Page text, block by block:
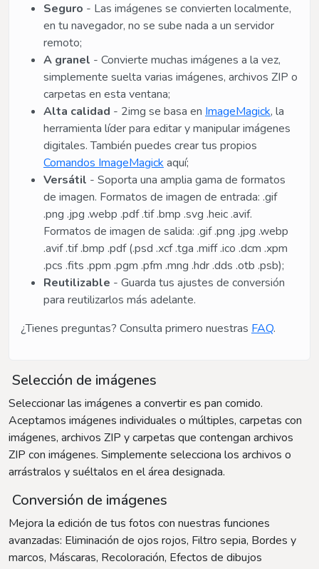
Seguro - Las imágenes se convierten localmente,
en tu navegador, no se sube nada a un servidor
remoto;
A granel - Convierte muchas imágenes a la vez,
simplemente suelta varias imágenes, archivos ZIP o
carpetas en esta ventana;
Alta calidad - 2img se basa en ImageMagick, la
herramienta líder para editar y manipular imágenes
digitales. También puedes crear tus propios
Comandos ImageMagick aquí;
Versátil - Soporta una amplia gama de formatos
de imagen. Formatos de imagen de entrada: .gif
.png .jpg .webp .pdf .tif .bmp .svg .heic .avif.
Formatos de imagen de salida: .gif .png .jpg .webp
.avif .tif .bmp .pdf (.psd .xcf .tga .miff .ico .dcm .xpm
.pcs .fits .ppm .pgm .pfm .mng .hdr .dds .otb .psb);
Reutilizable - Guarda tus ajustes de conversión
para reutilizarlos más adelante.
¿Tienes preguntas? Consulta primero nuestras FAQ.
Selección de imágenes
Seleccionar las imágenes a convertir es pan comido.
Aceptamos imágenes individuales o múltiples, carpetas con
imágenes, archivos ZIP y carpetas que contengan archivos
ZIP con imágenes. Simplemente selecciona los archivos o
arrástralos y suéltalos en el área designada.
Conversión de imágenes
Mejora la edición de tus fotos con nuestras funciones
avanzadas: Eliminación de ojos rojos, Filtro sepia, Bordes y
marcos, Máscaras, Recoloración, Efectos de dibujos